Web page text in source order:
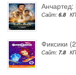
Анчартед:
Сайт: 6.8
Фиксики
Сайт: 7.8